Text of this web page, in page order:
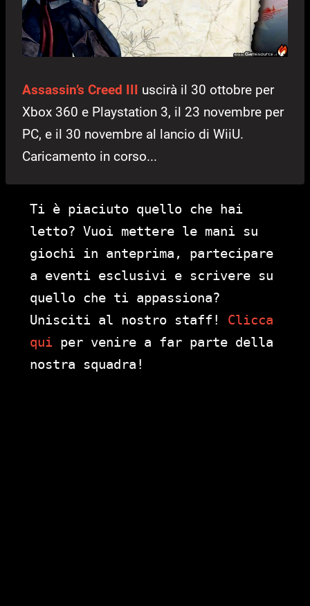
Assassin’s Creed III uscirà il 30 ottobre per
Xbox 360 e Playstation 3, il 23 novembre per
PC, e il 30 novembre al lancio di WiiU.
Caricamento in corso...
Ti è piaciuto quello che hai
letto? Vuoi mettere le mani su
giochi in anteprima, partecipare
a eventi esclusivi e scrivere su
quello che ti appassiona?
Unisciti al nostro staff! Clicca
qui per venire a far parte della
nostra squadra!